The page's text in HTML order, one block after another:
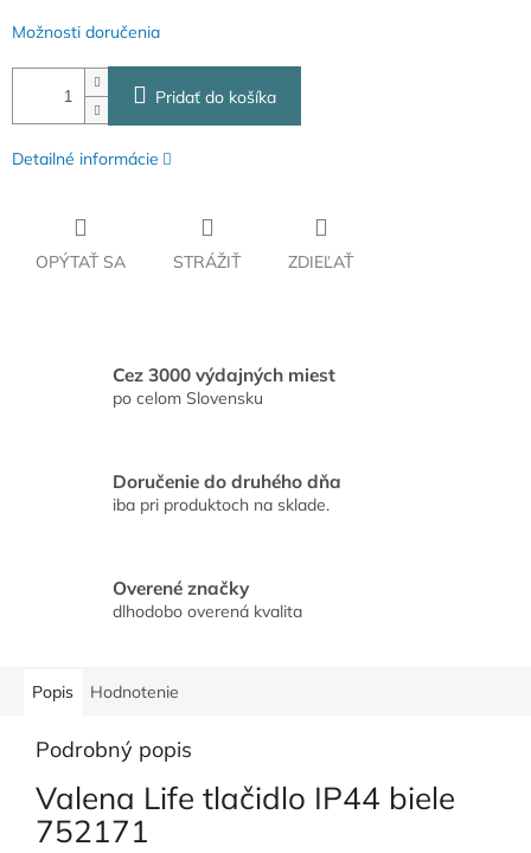
Možnosti doručenia
Pridať do košíka
Detailné informácie
OPÝTAŤ SA STRÁŽIŤ ZDIEĽAŤ
Cez 3000 výdajných miest
po celom Slovensku
Doručenie do druhého dňa
iba pri produktoch na sklade.
Overené značky
dlhodobo overená kvalita
Popis Hodnotenie
Podrobný popis
Valena Life tlačidlo IP44 biele
752171